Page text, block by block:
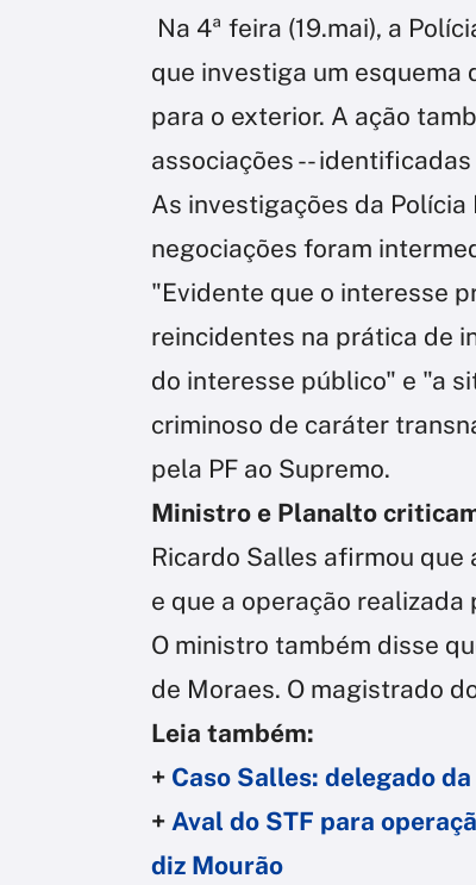
Na 4ª feira (19.mai), a
que investiga um
para o exterior. A ação
associações --
As investigações da
negociações foram
"Evidente que o interesse
reincidentes na prática de
do interesse público" e "a
criminoso de caráter
pela PF ao Supremo.
Ministro e Planalto
Ricardo Salles afirmou
e que a operação
O ministro também disse
de Moraes. O magistrado
Leia também:
+ Caso Salles: delegado
+ Aval do STF para
diz Mourão